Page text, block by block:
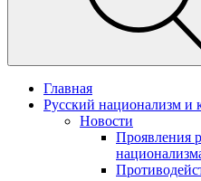
Главная
Русский национализм и
Новости
Проявления